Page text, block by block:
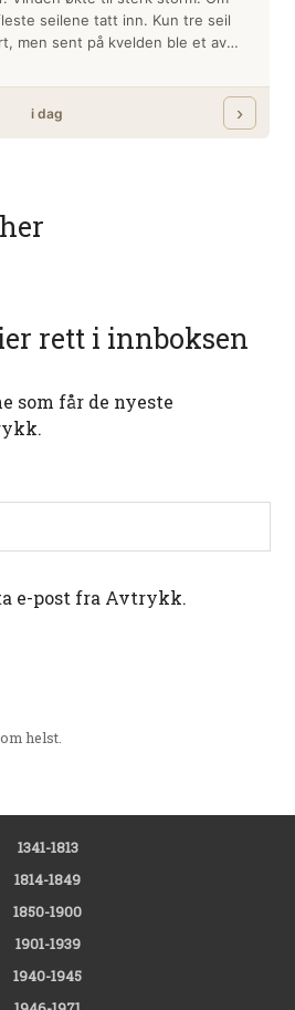
rett i innboksen
som får de nyeste
e-post fra Avtrykk.
helst.
1341-1813
1814-1849
1850-1900
1901-1939
1940-1945